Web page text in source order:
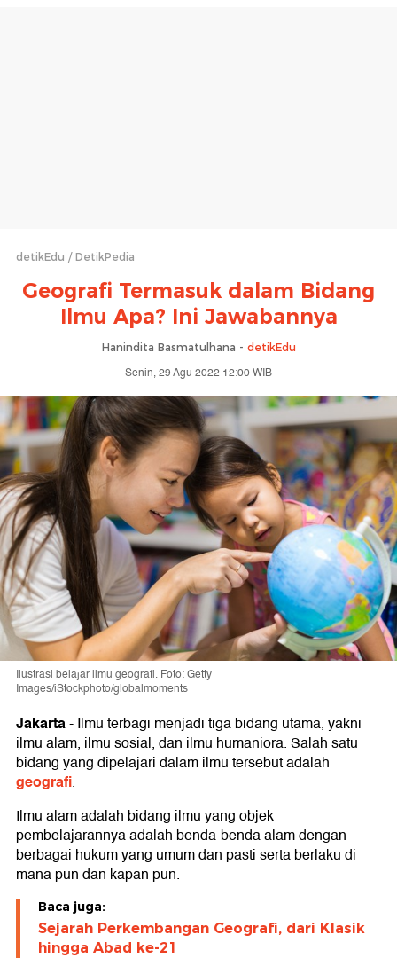
detikEdu DetikPedia
Geografi Termasuk dalam Bidang
Ilmu Apa? Ini Jawabannya
Hanindita Basmatulhana - detikEdu
Senin, 29 Agu 2022 12:00 WIB
Ilustrasi belajar ilmu geografi. Foto: Getty
Images/iStockphoto/globalmoments
Jakarta-Ilmu terbagi menjadi tiga bidang utama, yakni
ilmu alam, ilmu sosial, dan ilmu humaniora. Salah satu
bidang yang dipelajari dalam ilmu tersebut adalah
geografi.
Ilmu alam adalah bidang ilmu yang objek
pembelajarannya adalah benda-benda alam dengan
berbagai hukum yang umum dan pasti serta berlaku di
mana pun dan kapan pun.
Baca juga:
Sejarah Perkembangan Geografi, dari Klasik
hingga Abad ke-21